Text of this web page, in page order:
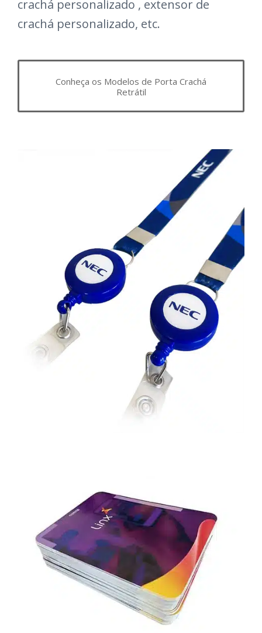
crachá personalizado , extensor de
crachá personalizado, etc.
Conheça os Modelos de Porta Crachá
Retrátil